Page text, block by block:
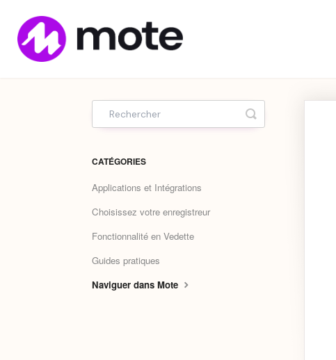
Toggle Search
CATÉGORIES
Applications et Intégrations
Choisissez votre enregistreur
Fonctionnalité en Vedette
Guides pratiques
Naviguer dans Mote